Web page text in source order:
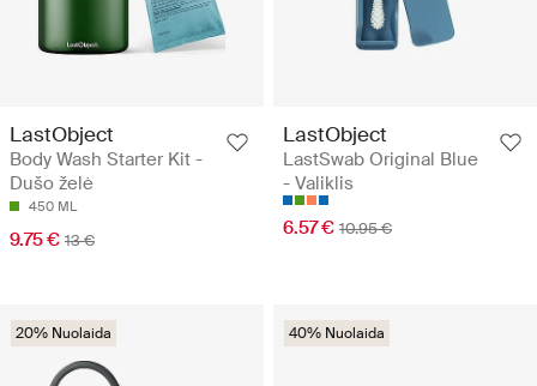
LastObject
Body Wash Starter Kit -
Dušo želė
450 ML
9.75 € 13 €
LastObject
LastSwab Original Blue
- Valiklis
6.57 € 10.95 €
20% Nuolaida 40% Nuolaida